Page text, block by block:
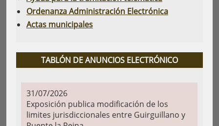
Ordenanza Administración Electrónica
Actas municipales
TABLÓN DE ANUNCIOS ELECTRÓNICO
31/07/2026
Exposición publica modificación de los
limites jurisdiccionales entre Guirguillano y